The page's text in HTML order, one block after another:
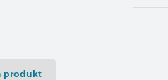
produkt